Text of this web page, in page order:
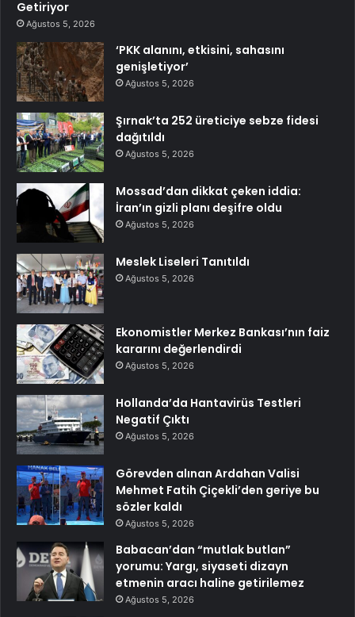
Getiriyor
Ağustos 5, 2026
‘PKK alanını, etkisini, sahasını
genişletiyor’
Ağustos 5, 2026
Şırnak’ta 252 üreticiye sebze fidesi
dağıtıldı
Ağustos 5, 2026
Mossad’dan dikkat çeken iddia:
İran’ın gizli planı deşifre oldu
Ağustos 5, 2026
Meslek Liseleri Tanıtıldı
Ağustos 5, 2026
Ekonomistler Merkez Bankası’nın faiz
kararını değerlendirdi
Ağustos 5, 2026
Hollanda’da Hantavirüs Testleri
Negatif Çıktı
Ağustos 5, 2026
Görevden alınan Ardahan Valisi
Mehmet Fatih Çiçekli’den geriye bu
sözler kaldı
Ağustos 5, 2026
Babacan’dan “mutlak butlan”
yorumu: Yargı, siyaseti dizayn
etmenin aracı haline getirilemez
Ağustos 5, 2026